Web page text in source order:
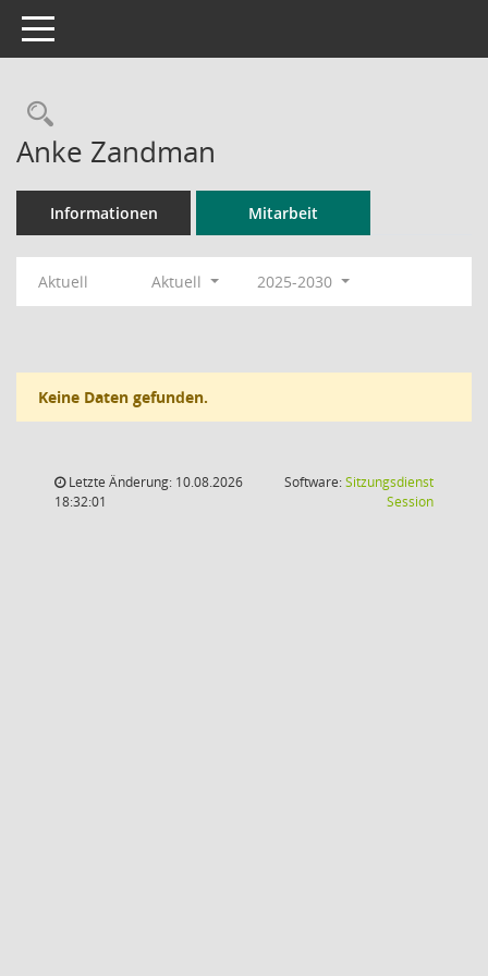
Toggle navigation
Rechercheauswahl
Anke Zandman
Informationen Mitarbeit
Aktuell Aktuell 2025-2030
Keine Daten gefunden.
Letzte Änderung: 10.08.2026
18:32:01
Software:Sitzungsdienst
Session(Wird in